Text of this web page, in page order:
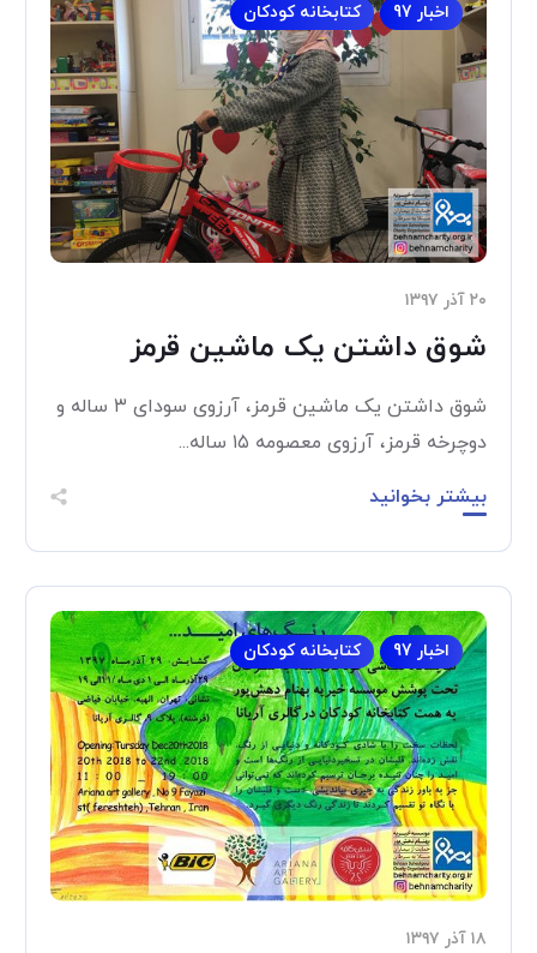
اخبار 97 کتابخانه کودکان
۲۰ آذر ۱۳۹۷
شوق داشتن یک ماشین قرمز
شوق داشتن یک ماشین قرمز، آرزوی سودای ۳ ساله و
دوچرخه قرمز، آرزوی معصومه ۱۵ ساله...
بیشتر بخوانید
اخبار 97 کتابخانه کودکان
۱۸ آذر ۱۳۹۷